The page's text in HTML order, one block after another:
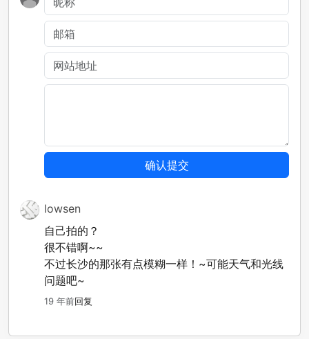
lowsen
自己拍的？
很不错啊~~
不过长沙的那张有点模糊一样！~可能天气和光线
问题吧~
19 年前回复